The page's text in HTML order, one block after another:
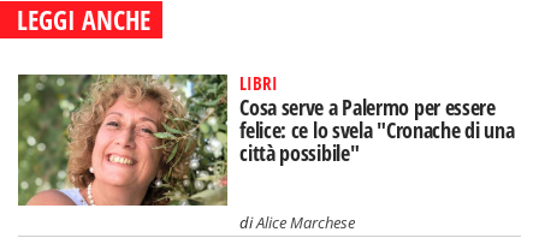
LEGGI ANCHE
LIBRI
Cosa serve a Palermo per essere
felice: ce lo svela "Cronache di una
città possibile"
diAlice Marchese